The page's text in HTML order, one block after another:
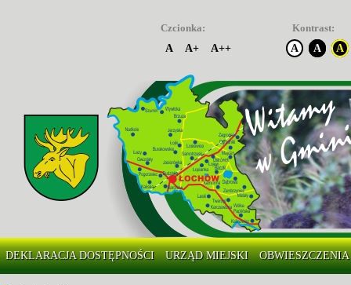
Czcionka:
A
A+ A++
Kontrast:
A
A A
DEKLARACJA DOSTĘPNOŚCI URZĄD MIEJSKI OBWIESZCZENIA